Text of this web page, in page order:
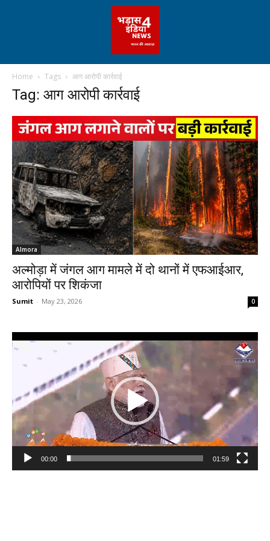
Home Tags आग आरोपी कार्रवाई
Tag: आग आरोपी कार्रवाई
Almora
अल्मोड़ा में जंगल आग मामले में दो थानों में एफआईआर,
आरोपियों पर शिकंजा
Sumit - May 23, 2026 0
Player
00:00 01:59